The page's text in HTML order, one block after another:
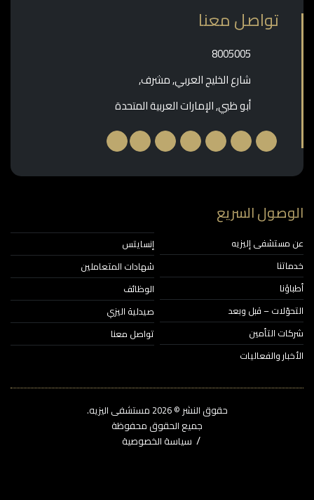
تواصل معنا
‎8005005‎
شارع الخليج العربي, مشرف,
أبو ظبي, الإمارات العربية المتحدة
السريع
إليزيه
– قبل وبعد
التأمين
والفعاليات
إنسايتس
شهادات المتعاملين
الوظائف
صيدلية اليزي
تواصل معنا
حقوق النشر © 2026‎ مستشفى اليزيه.
جميع الحقوق محفوظة
سياسة الخصوصية